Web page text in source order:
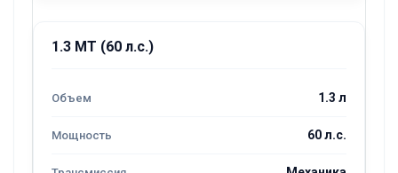
1.3 MT (60 л.с.)
1.3 л
60 л.с.